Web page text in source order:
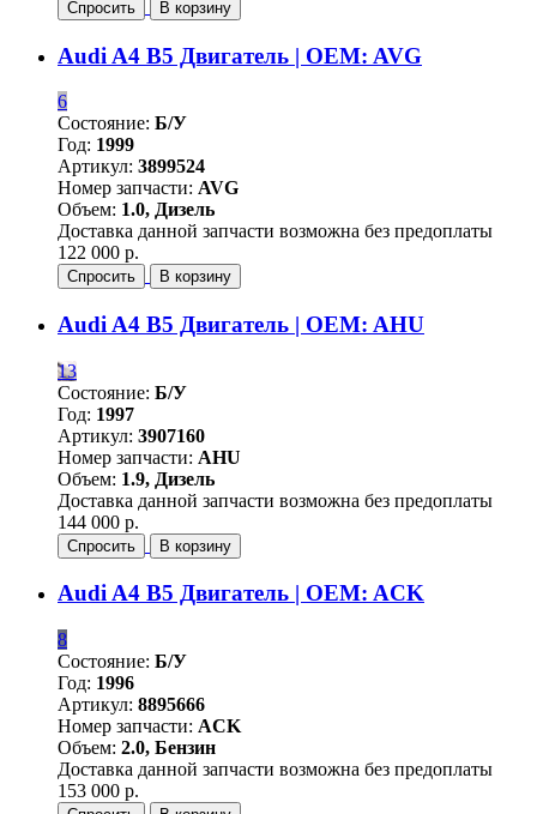
Спросить В корзину
Audi A4 B5 Двигатель | OEM: AVG
6
Состояние: Б/У
Год: 1999
Артикул: 3899524
Номер запчасти: AVG
Объем: 1.0, Дизель
Доставка данной запчасти возможна без предоплаты
122 000 р.
Спросить В корзину
Audi A4 B5 Двигатель | OEM: AHU
13
Состояние: Б/У
Год: 1997
Артикул: 3907160
Номер запчасти: AHU
Объем: 1.9, Дизель
Доставка данной запчасти возможна без предоплаты
144 000 р.
Спросить В корзину
Audi A4 B5 Двигатель | OEM: ACK
8
Состояние: Б/У
Год: 1996
Артикул: 8895666
Номер запчасти: ACK
Объем: 2.0, Бензин
Доставка данной запчасти возможна без предоплаты
153 000 р.